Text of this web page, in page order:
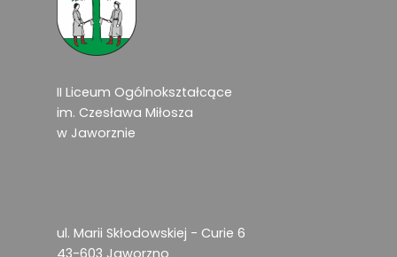
II Liceum Ogólnokształcące
im. Czesława Miłosza
w Jaworznie
ul. Marii Skłodowskiej - Curie 6